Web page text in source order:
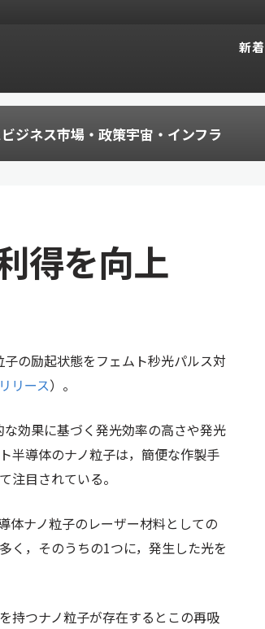
新着
ビジネス市場・政策宇宙・インフラ
得を向上
の励起状態をフェムト秒光パルス対
リース）。
効果に基づく発光効率の⾼さや発光
半導体のナノ粒⼦は，簡便な作製⼿
注⽬されている。
体ナノ粒⼦のレーザー材料としての
く，そのうちの1つに，発⽣した光を
持つナノ粒⼦が存在するとこの再吸